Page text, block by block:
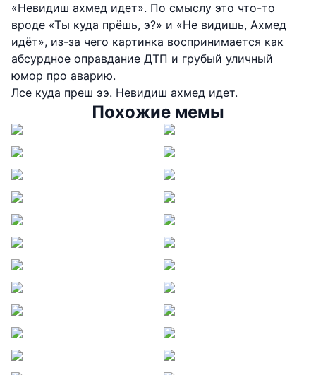
«Невидиш ахмед идет». По смыслу это что-то
вроде «Ты куда прёшь, э?» и «Не видишь, Ахмед
идёт», из-за чего картинка воспринимается как
абсурдное оправдание ДТП и грубый уличный
юмор про аварию.
Лсе куда преш ээ. Невидиш ахмед идет.
Похожие мемы